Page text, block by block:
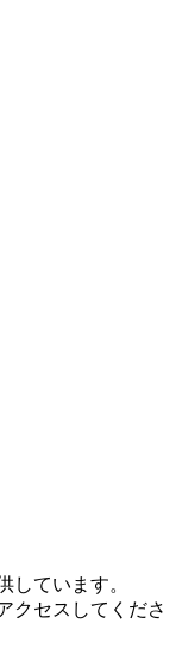
しています。
クセスしてくださ